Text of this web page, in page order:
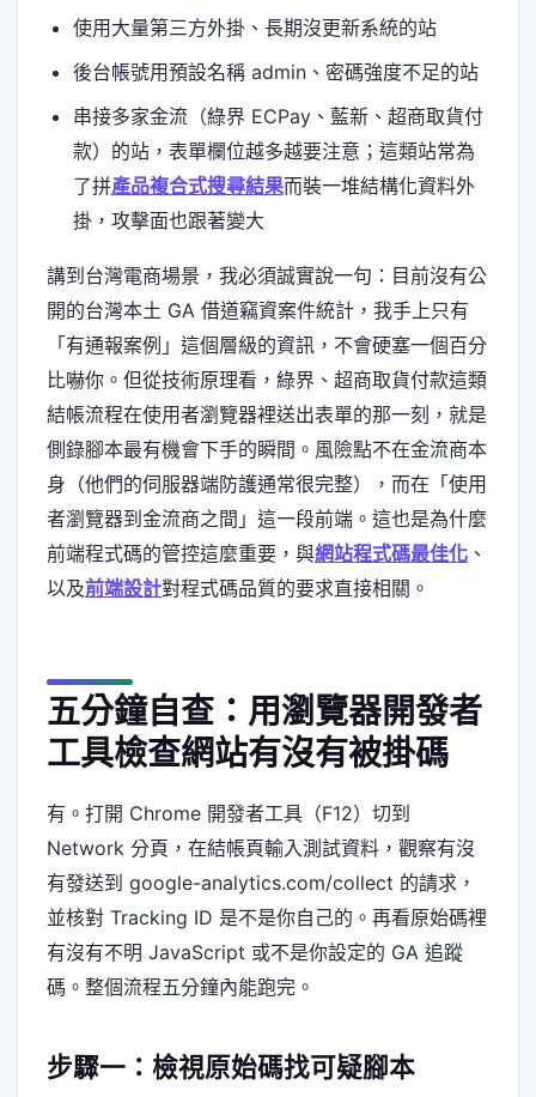
使用大量第三方外掛、長期沒更新系統的站
後台帳號用預設名稱 admin、密碼強度不足的站
串接多家金流（綠界 ECPay、藍新、超商取貨付
款）的站，表單欄位越多越要注意；這類站常為
了拼產品複合式搜尋結果而裝一堆結構化資料外
掛，攻擊面也跟著變大
講到台灣電商場景，我必須誠實說一句：目前沒有公
開的台灣本土 GA 借道竊資案件統計，我手上只有
「有通報案例」這個層級的資訊，不會硬塞一個百分
比嚇你。但從技術原理看，綠界、超商取貨付款這類
結帳流程在使用者瀏覽器裡送出表單的那一刻，就是
側錄腳本最有機會下手的瞬間。風險點不在金流商本
身（他們的伺服器端防護通常很完整），而在「使用
者瀏覽器到金流商之間」這一段前端。這也是為什麼
前端程式碼的管控這麼重要，與網站程式碼最佳化 、
以及前端設計對程式碼品質的要求直接相關。
五分鐘自查：用瀏覽器開發者
工具檢查網站有沒有被掛碼
有。打開 Chrome 開發者工具（F12）切到
Network 分頁，在結帳頁輸入測試資料，觀察有沒
有發送到 google-analytics.com/collect 的請求，
並核對 Tracking ID 是不是你自己的。再看原始碼裡
有沒有不明 JavaScript 或不是你設定的 GA 追蹤
碼。整個流程五分鐘內能跑完。
步驟一：檢視原始碼找可疑腳本